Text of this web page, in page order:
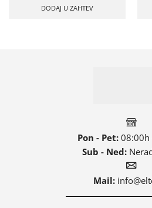
DODAJ U ZAHTEV
Pon - Pet:08:00h
Sub - Ned:
Mail: